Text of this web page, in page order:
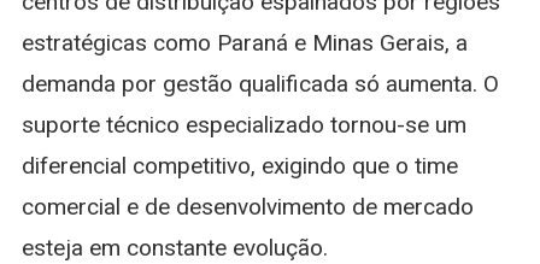
estratégicas como Paraná e Minas Gerais, a
demanda por gestão qualificada só aumenta. O
suporte técnico especializado tornou-se um
diferencial competitivo, exigindo que o time
comercial e de desenvolvimento de mercado
esteja em constante evolução.